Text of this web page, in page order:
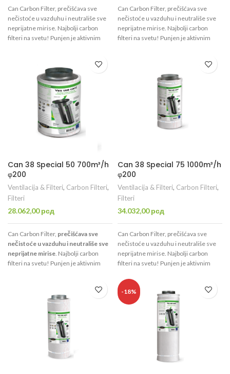
Can Carbon Filter, prečišćava sve
nečistoće u vazduhu i neutrališe sve
neprijatne mirise. Najbolji carbon
filteri na svetu! Punjen je aktivnim
vazduha. Uspešno prečisti 2100m³/h,
ima otvor promera φ315mm.
Can Carbon Filter, prečišćava sve
nečistoće u vazduhu i neutrališe sve
neprijatne mirise. Najbolji carbon
filteri na svetu! Punjen je aktivnim
vazduha. Uspešno prečisti 2100m³/h,
ima otvor promera φ315mm.
Can 38 Special 50 700m³/h
φ200
Ventilacija & Filteri, Carbon Filteri,
Filteri
28.062,00рсд
Can Carbon Filter, prečišćava sve
nečistoće u vazduhu i neutrališe sve
neprijatne mirise. Najbolji carbon
filteri na svetu! Punjen je aktivnim
Uspešno prečisti 700m³/h ,
ima otvor promera φ200mm.
Dovoljan je za prostoriju
Can 38 Special 75 1000m³/h
φ200
Ventilacija & Filteri, Carbon Filteri,
Filteri
34.032,00рсд
Can Carbon Filter, prečišćava sve
nečistoće u vazduhu i neutrališe sve
neprijatne mirise. Najbolji carbon
filteri na svetu! Punjen je aktivnim
namenjen isključivo za filtraciju
vazduha. Uspešno prečisti 1000m³/h,
ima otvor promera φ200mm.
-18%